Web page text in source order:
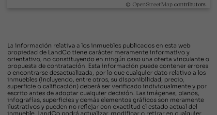
© OpenStreetMap contributors.
La información relativa a los inmuebles publicados en esta web
propiedad de LandCo tiene carácter meramente informativo y
orientativo, no constituyendo en ningún caso una oferta vinculante o
propuesta de contratación. Esta información puede contener errores
o encontrarse desactualizada, por lo que cualquier dato relativo a los
inmuebles (incluyendo, entre otros, su disponibilidad, precio,
superficie o calificación) deberá ser verificado individualmente y por
escrito antes de adoptar cualquier decisión. Las imágenes, planos,
infografías, superficies y demás elementos gráficos son meramente
ilustrativos y pueden no reflejar con exactitud el estado actual del
inmueble. LandCo podrá actualizar, modificar o retirar en cualquier